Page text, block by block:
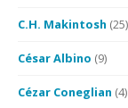
C.H. Makintosh (25)
César Albino (9)
Cézar Coneglian (4)